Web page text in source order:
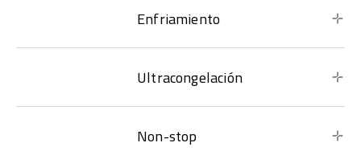
Enfriamiento
Ultracongelación
Non-stop